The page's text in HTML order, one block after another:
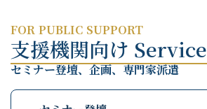
FOR PUBLIC SUPPORT
支援機関向け Service
セミナー登壇、企画、専門家派遣